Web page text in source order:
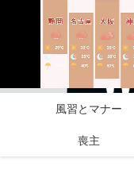
お通夜から
お葬式はじめ
風習とマナー
喪主